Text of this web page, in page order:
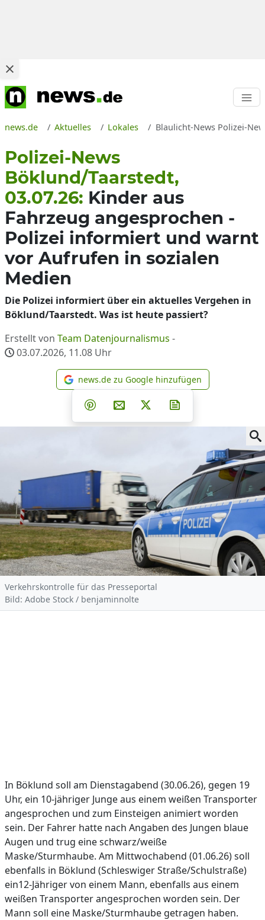
news.de Aktuelles Lokales Blaulicht-News Polizei-
Polizei-News
Böklund/Taarstedt,
03.07.26: Kinder aus
Fahrzeug angesprochen -
Polizei informiert und warnt
vor Aufrufen in sozialen
Medien
Die Polizei informiert über ein aktuelles Vergehen in
Böklund/Taarstedt. Was ist heute passiert?
Erstellt von Team Datenjournalismus -
03.07.2026, 11.08 Uhr
news.de zu Google
news.de zu Google hinzufügen
Teilen auf Facebook
Teilen auf Whatsapp
Teilen auf Telegram
Teilen auf Pinterest
Per E-Mail teilen
Post auf X
Verkehrskontrolle für das Presseportal
Bild: Adobe Stock / benjaminnolte
In Böklund soll am Dienstagabend (30.06.26), gegen 19
Uhr, ein 10-jähriger Junge aus einem weißen Transporter
angesprochen und zum Einsteigen animiert worden
sein. Der Fahrer hatte nach Angaben des Jungen blaue
Augen und trug eine schwarz/weiße
Maske/Sturmhaube. Am Mittwochabend (01.06.26) soll
ebenfalls in Böklund (Schleswiger Straße/Schulstraße)
ein12-Jähriger von einem Mann, ebenfalls aus einem
weißen Transporter angesprochen worden sein. Der
Mann soll eine Maske/Sturmhaube getragen haben.